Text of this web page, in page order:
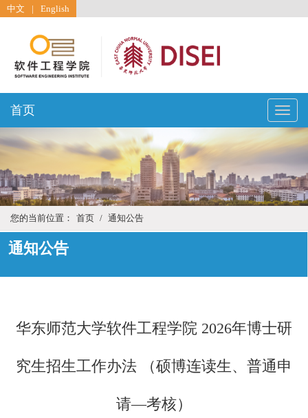
中文 | English
Toggle
首页
您的当前位置： 首页 / 通知公告
通知公告
华东师范大学软件工程学院 2026年博士研
究生招生工作办法 （硕博连读生、普通申
请—考核）